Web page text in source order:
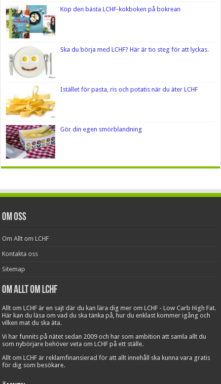
Köp den bästa LCHF-kokboken på bokrean
Ska du börja med LCHF? Här är tio steg för att lyckas.
Istället för pasta, ris och potatis när du äter LCHF
Gör din egen smörblandning
Om oss
Om Allt om LCHF
Kontakta oss
Sitemap
Om Allt om LCHF
Allt om LCHF är en sajt där du kan lära dig mer om LCHF - Low Carb High Fat.
Här kan du läsa om vad du ska tänka på, hur du enklast kommer igång och
vilken mat du ska äta.
Vi har funnits på nätet sedan 2009 och har som ambition att samla allt du
som nybörjare behöver veta om LCHF på ett ställe.
Allt om LCHF är reklamfinansierad för att allt innehåll ska kunna vara gratis
för dig som besökare.